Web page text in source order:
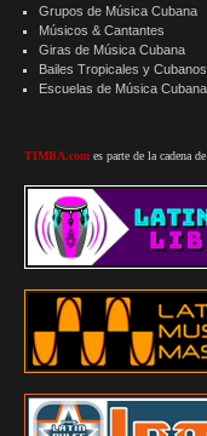
Grupos de Música Cubana
Músicos & Cantantes
Giras de Música Cubana
Bailes Tropicales y Cubanos
Escuelas de Música Cubana
TIMBA.com es parte de la cadena